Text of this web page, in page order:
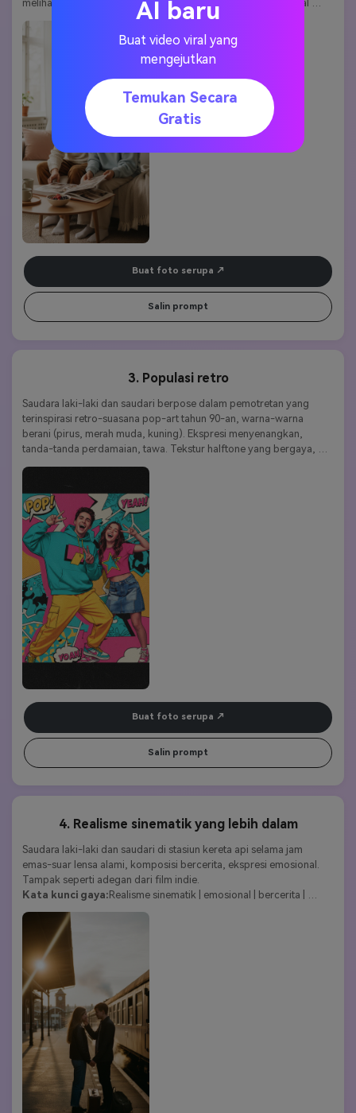
melihat album foto. Cahaya lembut kedalaman medan dangkal
komposisi estetika minimal.
Realisme pastel| nyaman | intim | hangat | alami
Buat foto serupa
Salin prompt
3. Populasi retro
Saudara laki-laki dan saudari berpose dalam pemotretan yang
terinspirasi retro-suasana pop-art tahun 90-an, warna-warna
berani (pirus, merah muda, kuning). Ekspresi menyenangkan,
tanda-tanda perdamaian, tawa. Tekstur halftone yang bergaya,
menyenangkan | nostalgia
Buat foto serupa
Salin prompt
4. Realisme sinematik yang lebih dalam
Saudara laki-laki dan saudari di stasiun kereta api selama jam
emas-suar lensa alami, komposisi bercerita, ekspresi emosional.
Tampak seperti adegan dari film indie.
Kata kunci gaya:Realisme sinematik | emosional | bercerita |
artistik | atmosfer
AI baru
Buat video viral yang
mengejutkan
Temukan Secara
Gratis